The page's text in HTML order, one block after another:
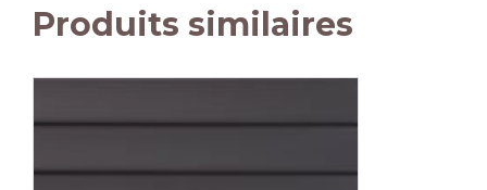
Produits similaires